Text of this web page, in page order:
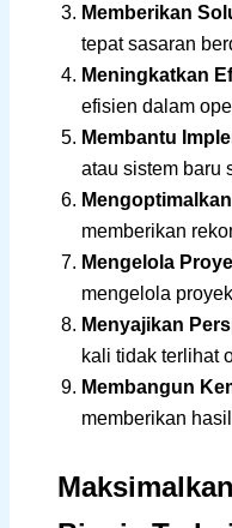
Memberikan
tepat sasaran
Meningkatkan
efisien dalam
Membantu
atau sistem baru
memberikan
Mengelola
mengelola
Menyajikan
kali tidak terlihat
Membangun
memberikan